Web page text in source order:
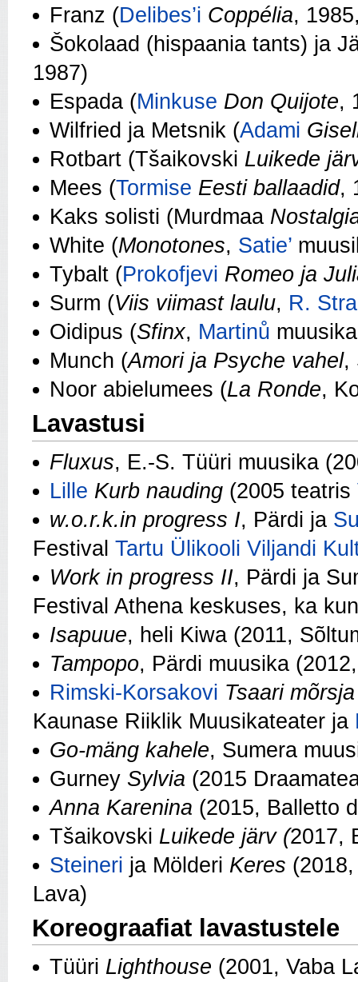
Franz (Delibes’i Coppélia,
Šokolaad (hispaania tants) ja
1987)
Espada (Minkuse Don Quijote,
Wilfried ja Metsnik (Adami
Rotbart (Tšaikovski Luikede
Mees (Tormise Eesti ballaadid,
Kaks solisti (Murdmaa
White (Monotones, Satie’
Tybalt (Prokofjevi Romeo ja
Surm (Viis viimast laulu, R.
Oidipus (Sfinx, Martinů
Munch (Amori ja Psyche vahel,
Noor abielumees (La Ronde,
Lavastusi
Fluxus, E.-S. Tüüri muusika
Lille Kurb nauding (2005 teatris
w.o.r.k.in progress I, Pärdi ja
Festival Tartu Ülikooli Viljandi
Work in progress II, Pärdi ja
Festival Athena keskuses, ka
Isapuue, heli Kiwa (2011,
Tampopo, Pärdi muusika
Rimski-Korsakovi Tsaari mõrsja
Kaunase Riiklik Muusikateater ja
Go-mäng kahele, Sumera
Gurney Sylvia (2015
Anna Karenina (2015, Balletto
Tšaikovski Luikede järv (2017,
Steineri ja Mölderi Keres
Lava)
Koreograafiat lavastustele
Tüüri Lighthouse (2001, Vaba